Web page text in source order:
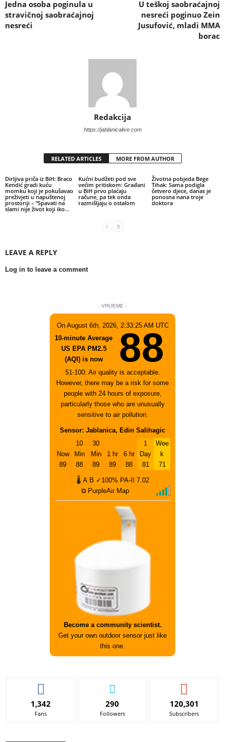
Jedna osoba poginula u
stravičnoj saobraćajnoj
nesreći
U teškoj saobraćajnoj
nesreći poginuo Zein
Jusufović, mladi MMA
borac
Redakcija
https://jablanicalive.com
RELATED ARTICLES MORE FROM AUTHOR
Dirljiva priča iz BiH: Braco
Kendić gradi kuću
momku koji je pokušavao
preživjeti u napuštenoj
prostoriji – “Spavati na
slami nije život koji iko...
Kućni budžeti pod sve
većim pritiskom: Građani
u BiH prvo plaćaju
račune, pa tek onda
razmišljaju o ostalom
Životna pobjeda Bege
Tihak: Sama podigla
četvero djece, danas je
ponosna nana troje
doktora
LEAVE A REPLY
Log in to leave a comment
- VRIJEME -
On August 6th, 2026, 2:33:25 AM UTC
10-minute Average
US EPA PM2.5
(AQI) is now
88
51-100: Air quality is acceptable.
However, there may be a risk for some
people with 24 hours of exposure,
particularly those who are unusually
sensitive to air pollution.
Sensor: Jablanica, Edin Salihagic
Now
89
10
Min
88
30
Min
89
1 hr
89
6 hr
88
1
Day
81
Wee
k
71
🌡 A B ✓100% PA-II
7.02
⧉ PurpleAir Map
Become a community scientist.
Get your own outdoor sensor just like
this one.
1,342
Fans
290
Followers
120,301
Subscribers